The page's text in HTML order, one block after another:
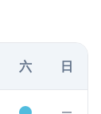
六 日